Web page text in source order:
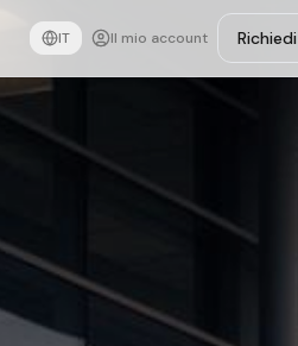
IT Il mio account